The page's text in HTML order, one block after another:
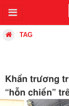
TAG
Khẩn trương
“hỗn chiến”